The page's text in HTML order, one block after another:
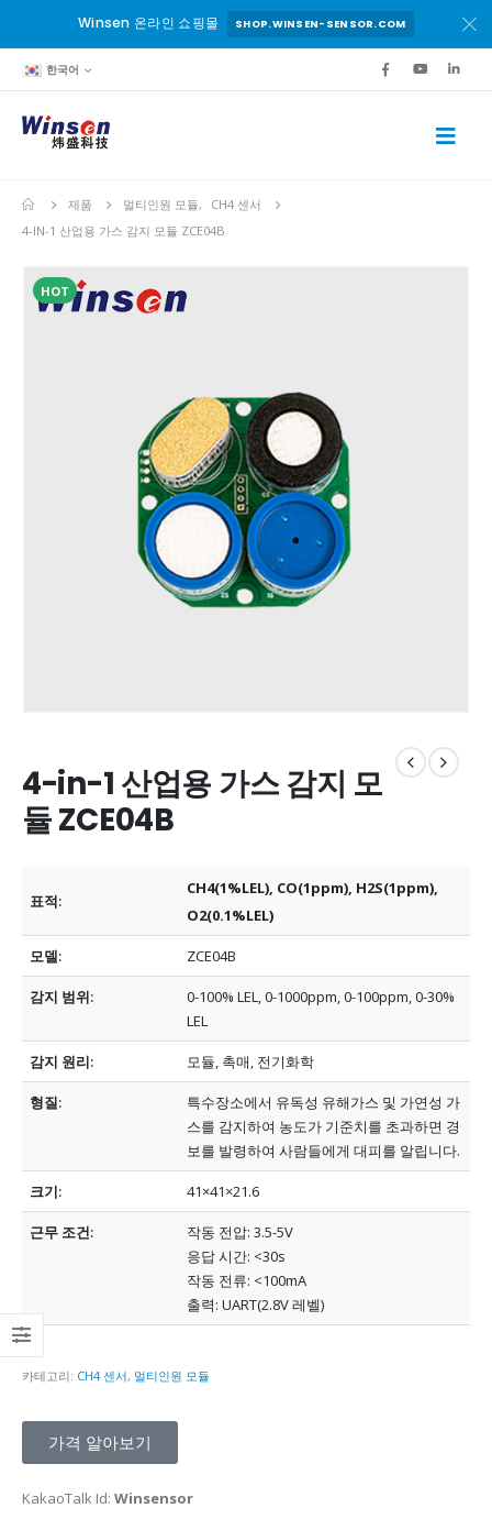
Winsen 온라인 쇼핑몰 SHOP.WINSEN-SENSOR.COM
한국어
제품 멀티인원 모듈,
CH4 센서
4-IN-1 산업용 가스 감지 모듈 ZCE04B
HOT
4-in-1 산업용 가스 감지 모
듈 ZCE04B
표적:
CH4(1%LEL), CO(1ppm), H2S(1ppm),
O2(0.1%LEL)
모델: ZCE04B
감지 범위:
0-100% LEL, 0-1000ppm, 0-100ppm, 0-30%
LEL
감지 원리: 모듈, 촉매, 전기화학
형질:
특수장소에서 유독성 유해가스 및 가연성 가
스를 감지하여 농도가 기준치를 초과하면 경
보를 발령하여 사람들에게 대피를 알립니다.
크기: 41×41×21.6
근무 조건:
작동 전압: 3.5-5V
응답 시간: <30s
작동 전류: <100mA
출력: UART(2.8V 레벨)
카테고리: CH4 센서, 멀티인원 모듈
가격 알아보기
KakaoTalk Id: Winsensor